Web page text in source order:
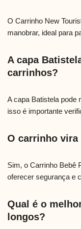
O Carrinho New
manobrar, ideal para
A capa
carrinhos?
A capa Batistela pode
isso é importante
O carrinho vira
Sim, o Carrinho Bebê
oferecer segurança e
Qual é o
longos?